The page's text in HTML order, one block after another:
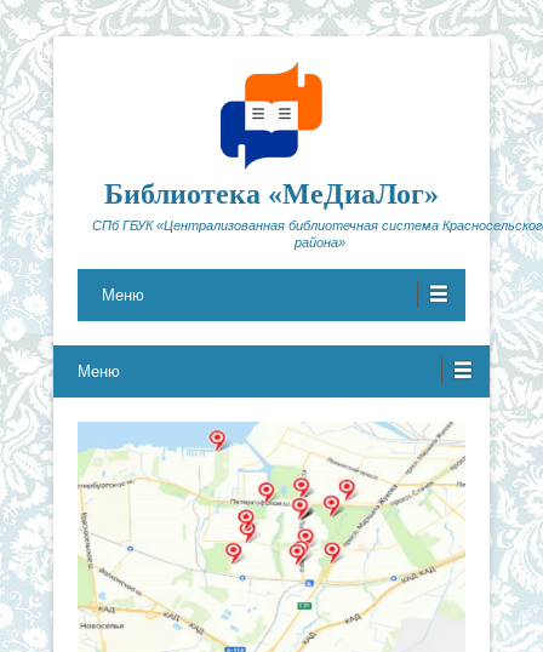
Библиотека «МеДиаЛог»
СПб ГБУК «Централизованная библиотечная система
района»
Меню
Меню